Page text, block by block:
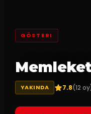
GÖSTERI
YAKINDA 7.8(12